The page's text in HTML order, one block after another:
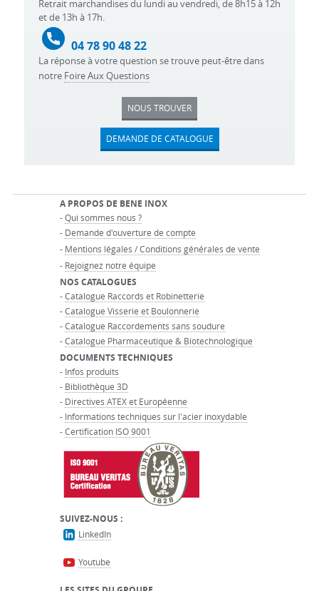
Retrait marchandises du lundi au vendredi, de 8h15 à 12h
et de 13h à 17h.
04 78 90 48 22
La réponse à votre question se trouve peut-être dans
notre Foire Aux Questions
NOUS TROUVER
DEMANDE DE CATALOGUE
A PROPOS DE BENE INOX
-Qui sommes nous ?
- Demande d'ouverture de compte
- Mentions légales / Conditions générales de vente
- Rejoignez notre équipe
NOS CATALOGUES
-Catalogue Raccords et Robinetterie
-Catalogue Visserie et Boulonnerie
-Catalogue Raccordements sans soudure
-Catalogue Pharmaceutique & Biotechnologique
DOCUMENTS TECHNIQUES
- Infos produits
- Bibliothèque 3D
- Directives ATEX et Européenne
- Informations techniques sur l'acier inoxydable
-Certification ISO 9001
SUIVEZ-NOUS :
LinkedIn
Youtube